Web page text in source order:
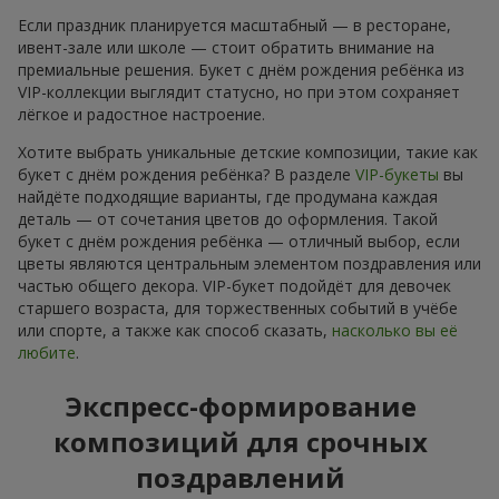
Если праздник планируется масштабный — в ресторане,
ивент-зале или школе — стоит обратить внимание на
премиальные решения. Букет с днём рождения ребёнка из
VIP-коллекции выглядит статусно, но при этом сохраняет
лёгкое и радостное настроение.
Хотите выбрать уникальные детские композиции, такие как
букет с днём рождения ребёнка? В разделе VIP-букеты вы
найдёте подходящие варианты, где продумана каждая
деталь — от сочетания цветов до оформления. Такой
букет с днём рождения ребёнка — отличный выбор, если
цветы являются центральным элементом поздравления или
частью общего декора. VIP-букет подойдёт для девочек
старшего возраста, для торжественных событий в учёбе
или спорте, а также как способ сказать, насколько вы её
любите.
Экспресс-формирование
композиций для срочных
поздравлений